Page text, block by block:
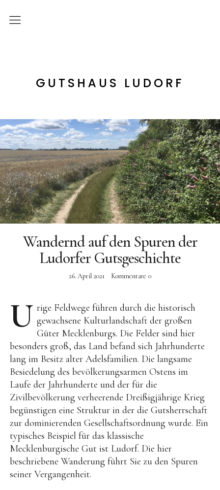
GUTSHAUS LUDORF
Historie
Hotel
Zimmer
Angebote
Apartments
Behandlungen
Zusatzleistungen
Restaurant
Slow Food
Produzenten
Retreats
Yoga-Retreats
Persönliche Entwicklung
Kreativ-Retreats
Individuelle Auszeit
Events
Führungen
Wandernd auf den Spuren der
Ludorfer Gutsgeschichte
26. April 2021 Kommentare 0
U rige Feldwege führen durch die historisch
gewachsene Kulturlandschaft der großen
Güter Mecklenburgs. Die Felder sind hier
besonders groß, das Land befand sich Jahrhunderte
lang im Besitz alter Adelsfamilien. Die langsame
Besiedelung des bevölkerungsarmen Ostens im
Laufe der Jahrhunderte und der für die
Zivilbevölkerung verheerende Dreißigjährige Krieg
begünstigen eine Struktur in der die Gutsherrschaft
zur dominierenden Gesellschaftsordnung wurde. Ein
typisches Beispiel für das klassische
Mecklenburgische Gut ist Ludorf. Die hier
beschriebene Wanderung führt Sie zu den Spuren
seiner Vergangenheit.